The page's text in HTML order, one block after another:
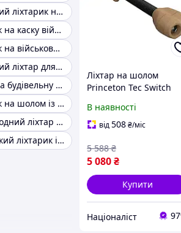
Тактичний ліхтарик на шолом каску fast
Ліхтарик на каску військовий
Ліхтарик на військовий шолом із червоним світлом
Тактичний ліхтар для шолома
Ліхтар на будівельну каску
Ліхтарик на шолом із червоним світлом
Світлодіодний ліхтар на каску
Армійський ліхтарик із кріпленням на шолом
Ліхтар на шолом
Princeton Tec Switch
DS
В наявності
від508₴/міс
5 080₴
5 588 ₴
Купити
Націоналіст